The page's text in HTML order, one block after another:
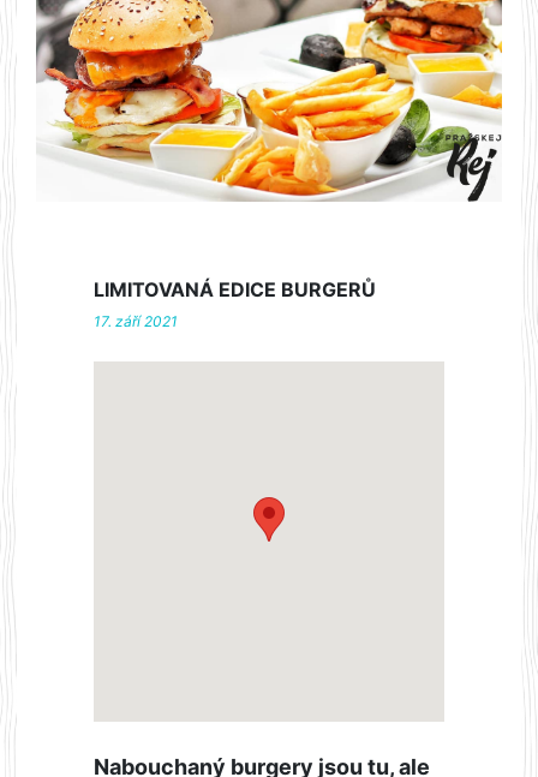
LIMITOVANÁ EDICE BURGERŮ
17. září 2021
Nabouchaný burgery jsou tu, ale